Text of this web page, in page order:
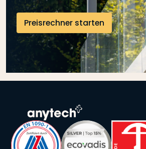
Preisrechner starten